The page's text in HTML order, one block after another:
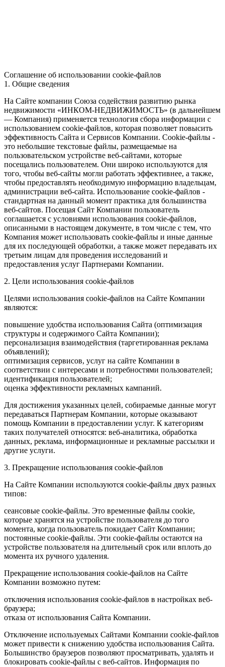
Соглашение об использовании cookie-файлов
1. Общие сведения
На Сайте компании Союза содействия развитию рынка
недвижимости «ИНКОМ-НЕДВИЖИМОСТЬ» (в дальнейшем
— Компания) применяется технология сбора информации с
использованием cookie-файлов, которая позволяет повысить
эффективность Сайта и Сервисов Компании. Сookie-файлы -
это небольшие текстовые файлы, размещаемые на
пользовательском устройстве веб-сайтами, которые
посещались пользователем. Они широко используются для
того, чтобы веб-сайты могли работать эффективнее, а также,
чтобы предоставлять необходимую информацию владельцам,
администрации веб-сайта. Использование cookie-файлов -
стандартная на данный момент практика для большинства
веб-сайтов. Посещая Сайт Компании пользователь
соглашается с условиями использования cookie-файлов,
описанными в настоящем документе, в том числе с тем, что
Компания может использовать cookie-файлы и иные данные
для их последующей обработки, а также может передавать их
третьим лицам для проведения исследований и
предоставления услуг Партнерами Компании.
2. Цели использования cookie-файлов
Целями использования cookie-файлов на Сайте Компании
являются:
повышение удобства использования Сайта (оптимизация
структуры и содержимого Сайта Компании);
персонализация взаимодействия (таргетированная реклама
объявлений);
оптимизация сервисов, услуг на сайте Компании в
соответствии с интересами и потребностями пользователей;
идентификация пользователей;
оценка эффективности рекламных кампаний.
Для достижения указанных целей, собираемые данные могут
передаваться Партнерам Компании, которые оказывают
помощь Компании в предоставлении услуг. К категориям
таких получателей относятся: веб-аналитика, обработка
данных, реклама, информационные и рекламные рассылки и
другие услуги.
3. Прекращение использования cookie-файлов
На Сайте Компании используются cookie-файлы двух разных
типов:
сеансовые cookie-файлы. Это временные файлы cookie,
которые хранятся на устройстве пользователя до того
момента, когда пользователь покидает Сайт Компании;
постоянные cookie-файлы. Эти cookie-файлы остаются на
устройстве пользователя на длительный срок или вплоть до
момента их ручного удаления.
Прекращение использования cookie-файлов на Сайте
Компании возможно путем:
отключения использования cookie-файлов в настройках веб-
браузера;
отказа от использования Сайта Компании.
Отключение используемых Сайтами Компании cookie-файлов
может привести к снижению удобства использования Сайта.
Большинство браузеров позволяют просматривать, удалять и
блокировать cookie-файлы c веб-сайтов. Информация по